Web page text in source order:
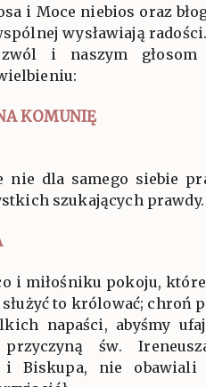
i Moce niebios oraz
wysławiają
i naszym głosom
KOMUNIĘ
nie dla samego siebie
szukających prawdy.
i miłośniku pokoju,
to królować; chroń
napaści, abyśmy
św.
i Biskupa, nie obawiali